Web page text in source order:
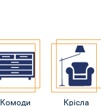
Комоди Крісла